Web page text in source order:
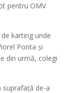
pentru OMV
karting unde
Ponta și
din urmă, colegi
suprafață de-a